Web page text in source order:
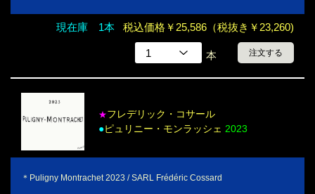
現在庫 1本 税込価格￥25,586（税抜き￥23,260)
本 注文する
★フレデリック・コサール
●ピュリニー・モンラッシェ 2023
＊Puligny Montrachet 2023 / SARL Frédéric Cossard